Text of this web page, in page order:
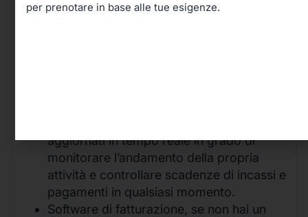
aggiornati in tempo reale in grado di
monitorare l’andamento della propria
attività e controllare scadenze di incassi e
pagamenti in qualsiasi momento.
Software di fatturazione, se non hai un
per prenotare in base alle tue esigenze.